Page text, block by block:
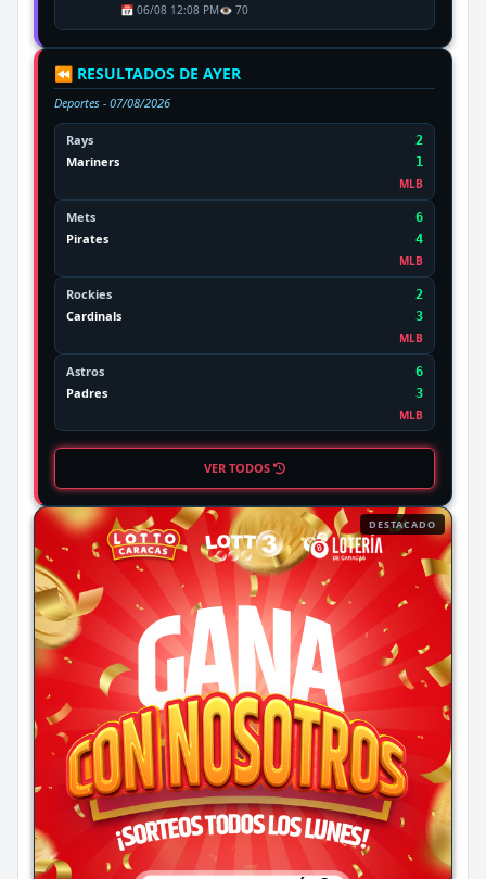
📅 06/08 12:08 PM👁️ 70
⏪ RESULTADOS DE AYER
Deportes - 07/08/2026
Rays 2
Mariners
1
MLB
Mets 6
Pirates
4
MLB
Rockies 2
Cardinals
3
MLB
Astros 6
Padres
3
MLB
VER TODOS
DESTACADO